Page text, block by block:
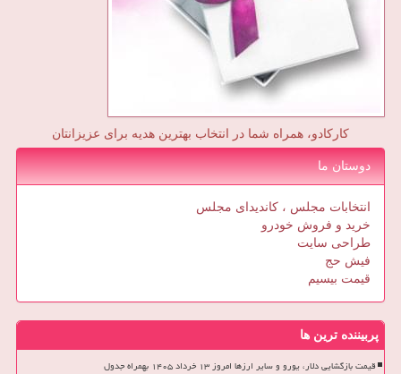
کارکادو، همراه شما در انتخاب بهترین هدیه برای عزیزانتان
دوستان ما
انتخابات مجلس ، کاندیدای مجلس
خرید و فروش خودرو
طراحی سایت
فیش حج
قیمت بیسیم
پربیننده ترین ها
قیمت بازگشایی دلار، یورو و سایر ارزها امروز ۱۳ خرداد ۱۴۰۵ بهمراه جدول